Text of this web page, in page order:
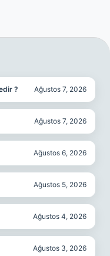
? Ağustos 7, 2026
Ağustos 7, 2026
Ağustos 6, 2026
Ağustos 5, 2026
Ağustos 4, 2026
Ağustos 3, 2026